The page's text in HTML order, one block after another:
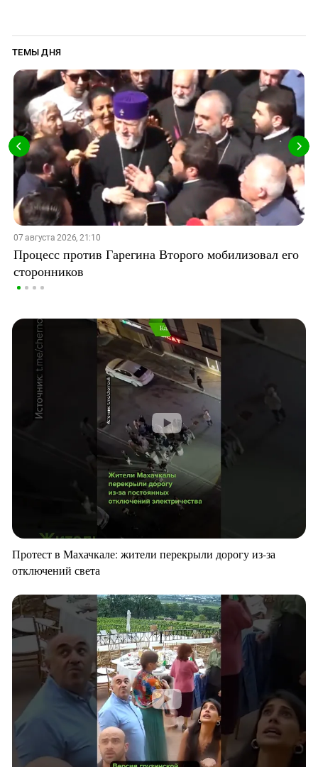
ТЕМЫ ДНЯ
07 августа 2026, 21:10
Процесс против Гарегина Второго мобилизовал его
сторонников
Протест в Махачкале: жители перекрыли дорогу из-за
отключений света